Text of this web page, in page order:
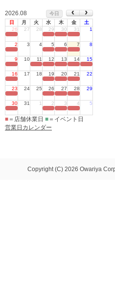
2026.08
今日
日
月 火 水 木 金
土
26
27 28 29 30 31 1
2 3 4 5 6 7 8
9 10 11 12 13 14 15
16 17 18 19 20 21 22
23 24 25 26 27 28 29
30 31 1 2 3 4 5
■ ＝店舗休業日 ■ ＝イベント日
営業日カレンダー
Copyright (C) 2026 Owariya